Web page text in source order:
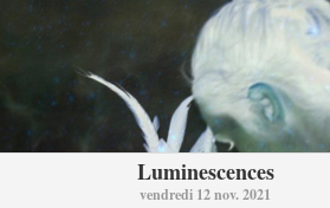
Luminescences
vendredi 12 nov. 2021